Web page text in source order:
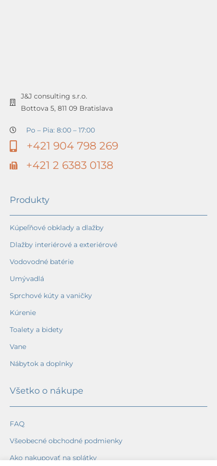
J&J consulting s.r.o.
Bottova 5, 811 09 Bratislava
Po – Pia: 8:00 – 17:00
+421 904 798 269
+421 2 6383 0138
Produkty
Kúpeľňové obklady a dlažby
Dlažby interiérové a exteriérové
Vodovodné batérie
Umývadlá
Sprchové kúty a vaničky
Kúrenie
Toalety a bidety
Vane
Nábytok a doplnky
Všetko o nákupe
FAQ
Všeobecné obchodné podmienky
Ako nakupovať na splátky